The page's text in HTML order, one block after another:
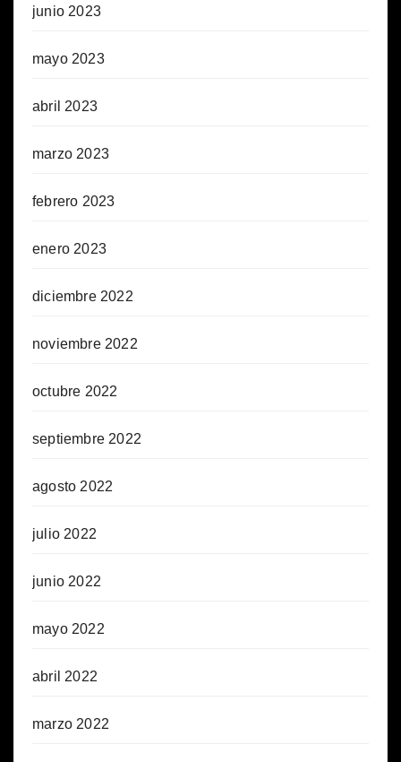
junio 2023
mayo 2023
abril 2023
marzo 2023
febrero 2023
enero 2023
diciembre 2022
noviembre 2022
octubre 2022
septiembre 2022
agosto 2022
julio 2022
junio 2022
mayo 2022
abril 2022
marzo 2022